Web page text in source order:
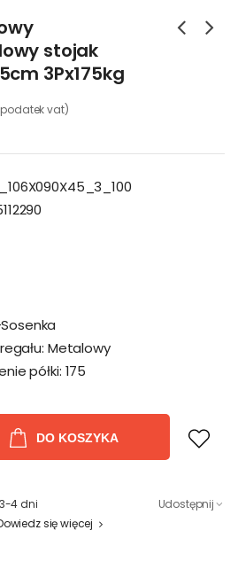
stojak
3Px175kg
vat)
Metalowy
półki: 175
DO KOSZYKA
4 dni
się więcej
Udostępnij